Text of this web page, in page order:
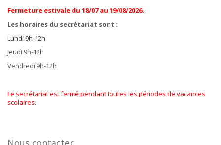
Fermeture estivale du 18/07 au 19/08/2026.
Les horaires du secrétariat sont :
Lundi 9h-12h
Jeudi 9h-12h
Vendredi 9h-12h
Le secrétariat est fermé pendant toutes les périodes de vacances
scolaires.